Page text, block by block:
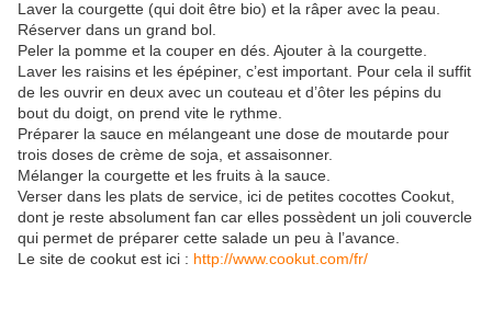
Laver la courgette (qui doit être bio) et la râper avec la peau.
Réserver dans un grand bol.
Peler la pomme et la couper en dés. Ajouter à la courgette.
Laver les raisins et les épépiner, c’est important. Pour cela il suffit
de les ouvrir en deux avec un couteau et d’ôter les pépins du
bout du doigt, on prend vite le rythme.
Préparer la sauce en mélangeant une dose de moutarde pour
trois doses de crème de soja, et assaisonner.
Mélanger la courgette et les fruits à la sauce.
Verser dans les plats de service, ici de petites cocottes Cookut,
dont je reste absolument fan car elles possèdent un joli couvercle
qui permet de préparer cette salade un peu à l’avance.
Le site de cookut est ici : http://www.cookut.com/fr/